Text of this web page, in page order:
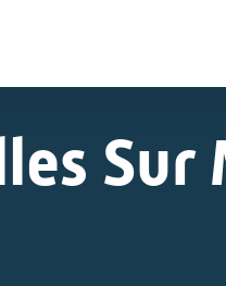
Sur